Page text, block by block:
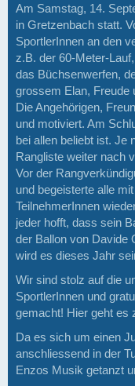
Am Samstag, 14.
in Gretzenbach statt.
SportlerInnen an den
z.B. der 60-Meter-
das Büchsenwerfen,
grossem Elan, Freude
Die Angehörigen,
und motiviert. Am
bei allen beliebt ist. Je
Rangliste weiter nach
Vor der
und begeisterte alle
TeilnehmerInnen
jeder hofft, dass sein
der Ballon von Davide
wird es dieses Jahr
Wir sind stolz auf die
SportlerInnen und
gemacht! Hier geht es
Da es sich um einen
anschliessend in der
Enzos Musik getanzt